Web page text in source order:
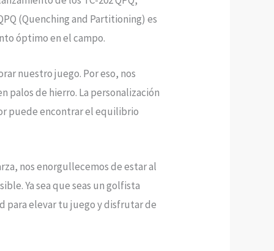
(Quenching and Partitioning) es
óptimo en el campo.
nuestro juego. Por eso, nos
palos de hierro. La personalización
puede encontrar el equilibrio
nos enorgullecemos de estar al
Ya sea que seas un golfista
para elevar tu juego y disfrutar de